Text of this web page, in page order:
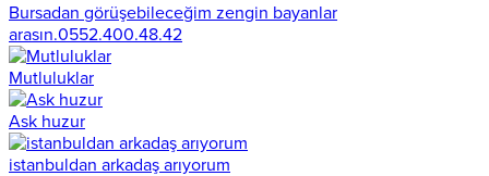
Bursadan görüşebileceğim zengin bayanlar
arasın.0552.400.48.42
Mutluluklar
Ask huzur
istanbuldan arkadaş arıyorum